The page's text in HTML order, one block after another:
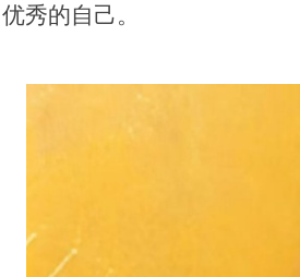
优秀的自己。